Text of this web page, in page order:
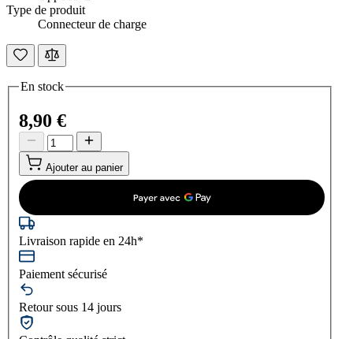
Type de produit
Connecteur de charge
En stock
8,90 €
Ajouter au panier
Livraison rapide en 24h*
Paiement sécurisé
Retour sous 14 jours